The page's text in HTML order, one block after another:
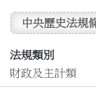
中央歷史法規
法規類別
財政及主計類